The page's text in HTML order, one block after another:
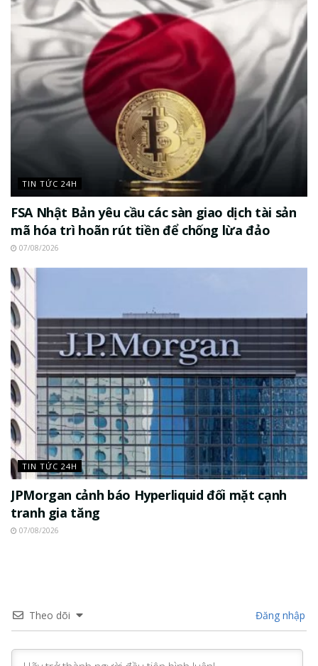
TIN TỨC 24H
FSA Nhật Bản yêu cầu các sàn giao dịch tài sản
mã hóa trì hoãn rút tiền để chống lừa đảo
07/08/2026
TIN TỨC 24H
JPMorgan cảnh báo Hyperliquid đối mặt cạnh
tranh gia tăng
07/08/2026
Theo dõi Đăng nhập